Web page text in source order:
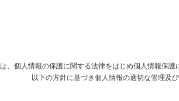
、個人情報の保護に関する法律をはじめ個人情報保護
以下の方針に基づき個人情報の適切な管理及